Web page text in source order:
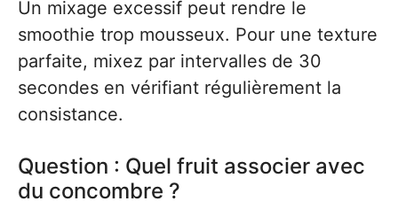
Un mixage excessif peut rendre le
smoothie trop mousseux. Pour une texture
parfaite, mixez par intervalles de 30
secondes en vérifiant régulièrement la
consistance.
Question : Quel fruit associer avec
du concombre ?